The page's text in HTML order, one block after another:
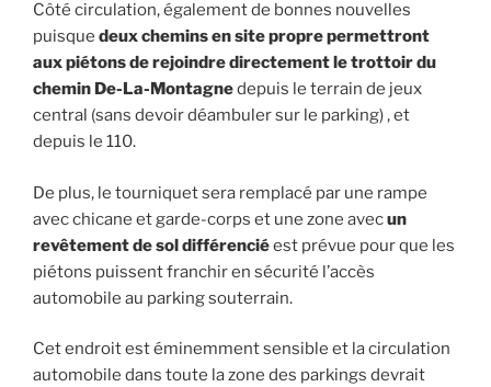
Côté circulation, également de bonnes nouvelles
puisque deux chemins en site propre permettront
aux piétons de rejoindre directement le trottoir du
chemin De-La-Montagnedepuis le terrain de jeux
central (sans devoir déambuler sur le parking) , et
depuis le 110.
De plus, le tourniquet sera remplacé par une rampe
avec chicane et garde-corps et une zone avecun
revêtement de sol différenciéest prévue pour que les
piétons puissent franchir en sécurité l’accès
automobile au parking souterrain.
Cet endroit est éminemment sensible et la circulation
automobile dans toute la zone des parkings devrait